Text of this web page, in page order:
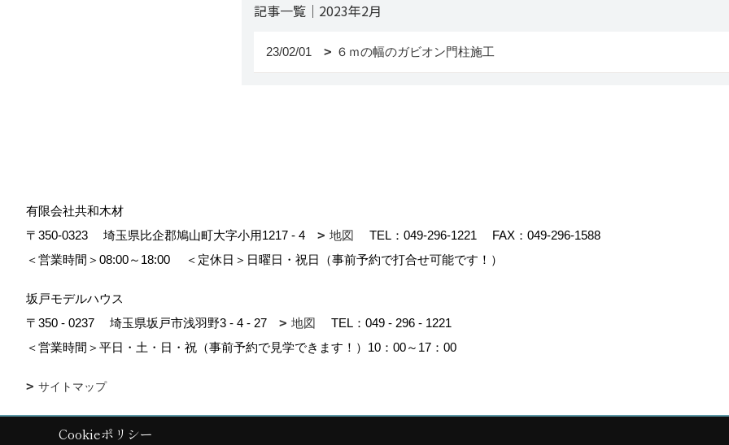
記事一覧｜2023年2月
23/02/01 ６ｍの幅のガビオン門柱施工
有限会社共和木材
〒350-0323
埼玉県比企郡鳩山町大字小用1217 - 4 地図 TEL： 049-296-1221
FAX：049-296-1588
＜営業時間＞08:00～18:00
＜定休日＞日曜日・祝日（事前予約で打合せ可能です！）
坂戸モデルハウス
〒350 - 0237
埼玉県坂戸市浅羽野3 - 4 - 27 地図 TEL： 049 - 296 - 1221
＜営業時間＞平日・土・日・祝（事前予約で見学できます！）10：00～17：00
サイトマップ
Copyright (c) kyowa. All Rights Reserved.
Cookieポリシー